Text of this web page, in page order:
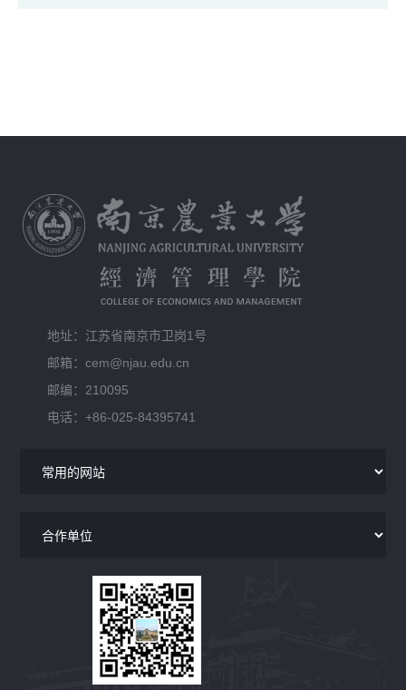
地址：江苏省南京市卫岗1号
邮箱：cem@njau.edu.cn
邮编：210095
电话：+86-025-84395741